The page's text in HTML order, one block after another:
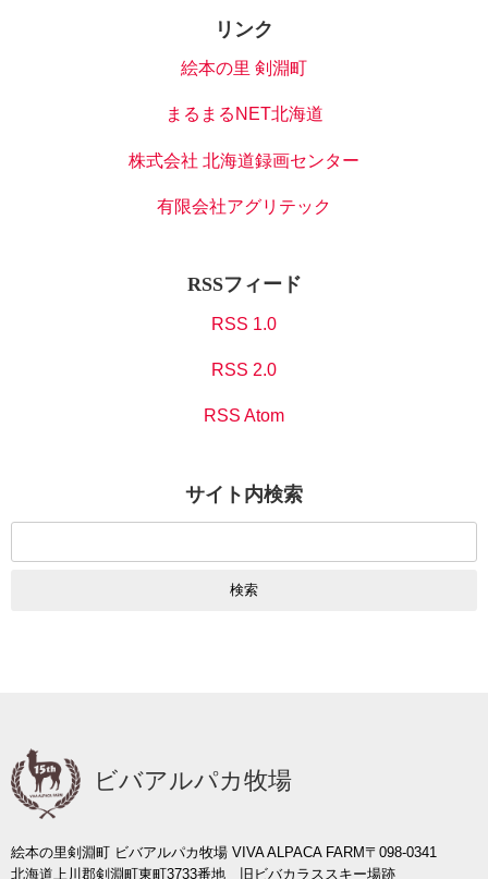
リンク
絵本の里 剣淵町
まるまるNET北海道
株式会社 北海道録画センター
有限会社アグリテック
RSSフィード
RSS 1.0
RSS 2.0
RSS Atom
サイト内検索
ビバアルパカ牧場
絵本の里剣淵町 ビバアルパカ牧場 VIVA ALPACA FARM〒098-0341
北海道上川郡剣淵町東町3733番地 旧ビバカラススキー場跡